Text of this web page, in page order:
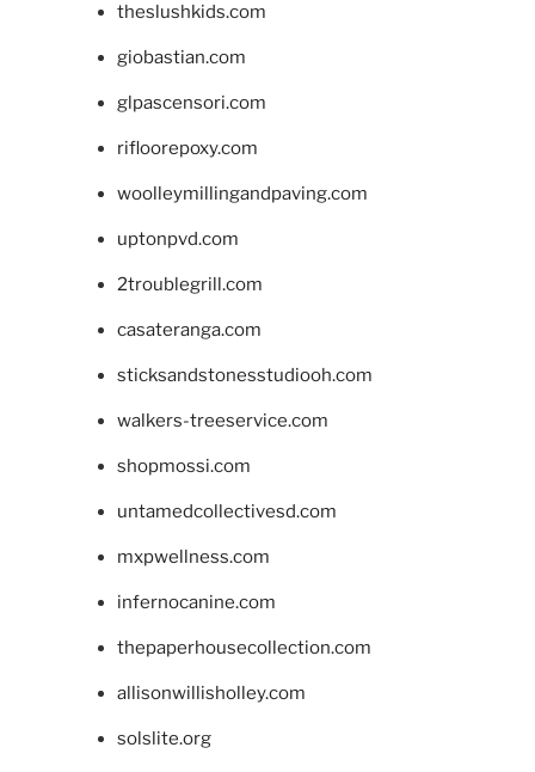
theslushkids.com
giobastian.com
glpascensori.com
rifloorepoxy.com
woolleymillingandpaving.com
uptonpvd.com
2troublegrill.com
casateranga.com
sticksandstonesstudiooh.com
walkers-treeservice.com
shopmossi.com
untamedcollectivesd.com
mxpwellness.com
infernocanine.com
thepaperhousecollection.com
allisonwillisholley.com
solslite.org